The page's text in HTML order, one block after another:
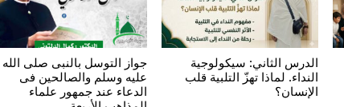
الدرس الثاني: سيكولوجية
النداء. لماذا تهزّ التلبية قلب
الإنسان؟
جواز التوسل بالنبى صلى الله
عليه وسلم والصالحين فى
الدعاء عند جمهور علماء